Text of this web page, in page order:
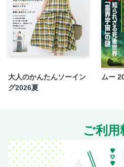
大人のかんたんソーイン
グ2026夏
ムー
ご利用